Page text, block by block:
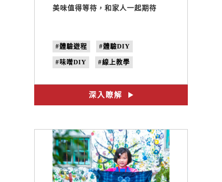
美味值得等待，和家人一起期待
#體驗遊程 #體驗DIY
#味噌DIY #線上教學
深入瞭解